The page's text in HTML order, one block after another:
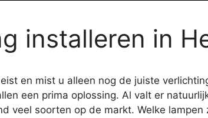
installeren in
en mist u alleen nog de juiste
een prima oplossing. Al valt er
veel soorten op de markt. Welke